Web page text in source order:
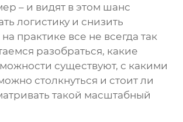
– и видят в этом шанс
логистику и снизить
практике все не всегда так
разобраться, какие
существуют, с какими
столкнуться и стоит ли
такой масштабный